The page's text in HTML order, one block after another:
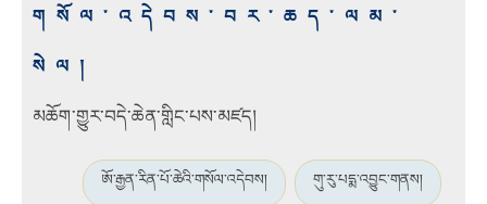
གསོལ་འདེབས་བར་ཆད་ལམ་
སེལ།
མཆོག་གྱུར་བདེ་ཆེན་གླིང་པས་མཛད།
ཨོ་རྒྱན་རིན་པོ་ཆེའི་གསོལ་འདེབས། གུ་རུ་པདྨ་འབྱུང་གནས།